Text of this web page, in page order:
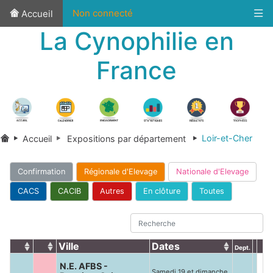
Accueil Non connecté
La Cynophilie en
France
Accueil Expositions par département Loir-et-Cher
Confirmation Régionale d'Elevage Nationale d'Elevage
CACS CACIB Autres En clôture Toutes
Ville Dates Dept.
N.E. AFBS -